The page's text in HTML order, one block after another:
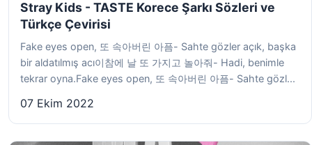
Stray Kids - TASTE Korece Şarkı Sözleri ve
Türkçe Çevirisi
Fake eyes open, 또 속아버린 아픔- Sahte gözler açık, başka
bir aldatılmış acı이참에 날 또 가지고 놀아줘- Hadi, benimle
tekrar oyna.Fake eyes open, 또 속아버린 아픔- Sahte gözl...
07 Ekim 2022